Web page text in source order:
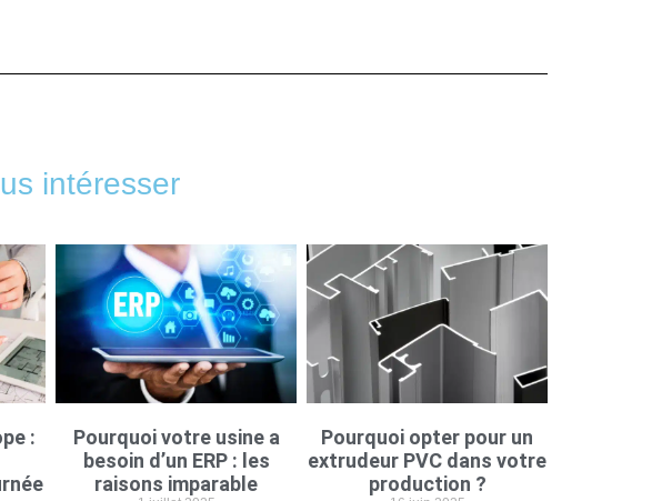
intéresser
:
Pourquoi votre usine a
besoin d’un ERP : les
raisons imparable
Pourquoi opter pour un
extrudeur PVC dans votre
production ?